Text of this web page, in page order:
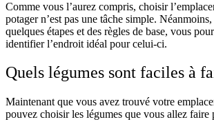
Comme vous l’aurez compris, choisir
potager n’est pas une tâche simple.
quelques étapes et des règles de base, vous
identifier l’endroit idéal pour celui-ci.
Quels légumes sont faciles à
Maintenant que vous avez trouvé votre
pouvez choisir les légumes que vous allez faire